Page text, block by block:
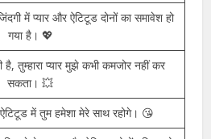
मैं अपना ऐटिटूड कभी नहीं छोड़ता। 💥
मेरे ऐटिटूड में कभी कमी नहीं आती। 😈
अपने ऐटिटूड से कभी समझौता नहीं
करता। 😎
में प्यार और ऐटिटूड दोनों का समावेश हो